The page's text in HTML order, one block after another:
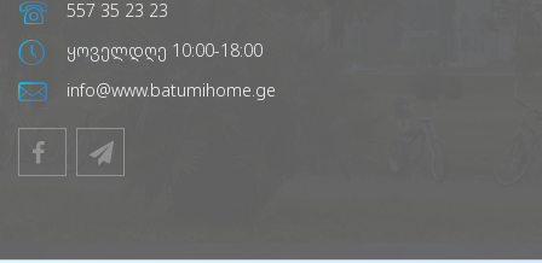
557 35 23 23
ყოველდღე 10:00-18:00
info@www.batumihome.ge